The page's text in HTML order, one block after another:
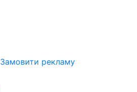
Замовити рекламу